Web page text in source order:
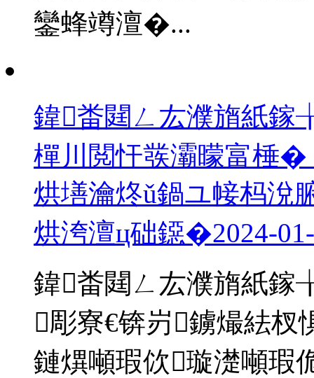
鑾蜂竴澶�...
鍏畨閮ㄥ厷濮旓紙鎵
樿川閲忓彂灞曚富棰�
烘墡瀹炵ǔ鍋ユ帹杩涗
烘洿澶ц础鐚�2024-
鍏畨閮ㄥ厷濮旓紙
彫寮€锛岃鐪熶紶杈
鏈熼噸瑕佽璇濋噸瑕